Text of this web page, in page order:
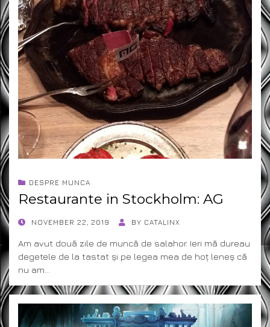
DESPRE MUNCA
Restaurante in Stockholm: AG
POSTEDNOVEMBER 22, 2019 BY CATALINX
Am avut două zile de muncă de salahor. Ieri mă dureau
degetele de la tastat și pe legea mea de hoț leneș că
nu am…